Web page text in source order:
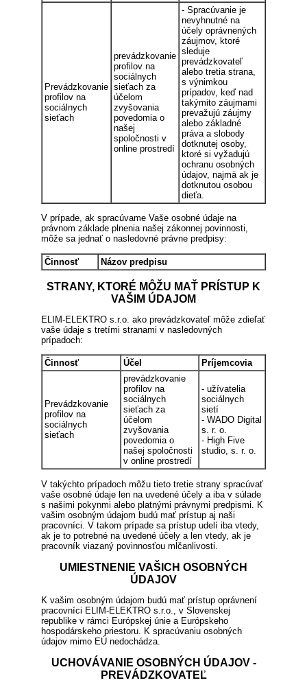
Prevádzkovanie
profilov na
sociálnych
sieťach
prevádzkovanie
profilov na
sociálnych
sieťach za
účelom
zvyšovania
povedomia o
našej
spoločnosti v
online prostredí
- Spracúvanie je
nevyhnutné na
účely oprávnených
záujmov, ktoré
sleduje
prevádzkovateľ
alebo tretia strana,
s výnimkou
prípadov, keď nad
takýmito záujmami
prevažujú záujmy
alebo základné
práva a slobody
dotknutej osoby,
ktoré si vyžadujú
ochranu osobných
údajov, najmä ak je
dotknutou osobou
dieťa.
V prípade, ak spracúvame Vaše osobné údaje na
právnom základe plnenia našej zákonnej povinnosti,
môže sa jednať o nasledovné právne predpisy:
Činnosť Názov predpisu
STRANY, KTORÉ MÔŽU MAŤ PRÍSTUP K
VAŠIM ÚDAJOM
ELIM-ELEKTRO s.r.o. ako prevádzkovateľ môže zdieľať
vaše údaje s tretími stranami v nasledovných
prípadoch:
Činnosť Účel Príjemcovia
Prevádzkovanie
profilov na
sociálnych
sieťach
prevádzkovanie
profilov na
sociálnych
sieťach za
účelom
zvyšovania
povedomia o
našej spoločnosti
v online prostredí
- užívatelia
sociálnych
sietí
- WADO Digital
s. r. o.
- High Five
studio, s. r. o.
V takýchto prípadoch môžu tieto tretie strany spracúvať
vaše osobné údaje len na uvedené účely a iba v súlade
s našimi pokynmi alebo platnými právnymi predpismi. K
vašim osobným údajom budú mať prístup aj naši
pracovníci. V takom prípade sa prístup udelí iba vtedy,
ak je to potrebné na uvedené účely a len vtedy, ak je
pracovník viazaný povinnosťou mlčanlivosti.
UMIESTNENIE VAŠICH OSOBNÝCH
ÚDAJOV
K vašim osobným údajom budú mať prístup oprávnení
pracovníci ELIM-ELEKTRO s.r.o., v Slovenskej
republike v rámci Európskej únie a Európskeho
hospodárskeho priestoru. K spracúvaniu osobných
údajov mimo EÚ nedochádza.
UCHOVÁVANIE OSOBNÝCH ÚDAJOV -
PREVÁDZKOVATEĽ